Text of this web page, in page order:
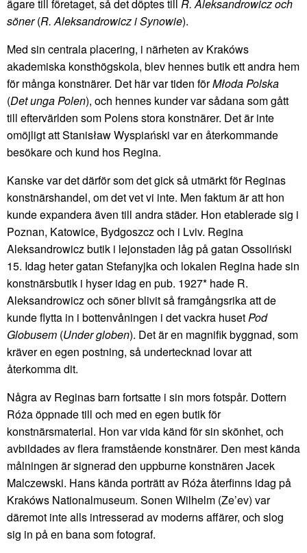
ägare till företaget, så det döptes till R. Aleksandrowicz och
söner(R. Aleksandrowicz i Synowie).
Med sin centrala placering, i närheten av Krakóws
akademiska konsthögskola, blev hennes butik ett andra hem
för många konstnärer. Det här var tiden förMłoda Polska
(Det unga Polen), och hennes kunder var sådana som gått
till eftervärlden som Polens stora konstnärer. Det är inte
omöjligt att Stanisław Wyspiański var en återkommande
besökare och kund hos Regina.
Kanske var det därför som det gick så utmärkt för Reginas
konstnärshandel, om det vet vi inte. Men faktum är att hon
kunde expandera även till andra städer. Hon etablerade sig i
Poznan, Katowice, Bydgoszcz och i Lviv. Regina
Aleksandrowicz butik i lejonstaden låg på gatan Ossoliński
15. Idag heter gatan Stefanyjka och lokalen Regina hade sin
konstnärsbutik i hyser idag en pub. 1927* hade R.
Aleksandrowicz och söner blivit så framgångsrika att de
kunde flytta in i bottenvåningen i det vackra husetPod
Globusem (Under globen). Det är en magnifik byggnad, som
kräver en egen postning, så undertecknad lovar att
återkomma dit.
Några av Reginas barn fortsatte i sin mors fotspår. Dottern
Róża öppnade till och med en egen butik för
konstnärsmaterial. Hon var vida känd för sin skönhet, och
avbildades av flera framstående konstnärer. Den mest kända
målningen är signerad den uppburne konstnären Jacek
Malczewski. Hans kända porträtt av Róża återfinns idag på
Krakóws Nationalmuseum. Sonen Wilhelm (Ze’ev) var
däremot inte alls intresserad av moderns affärer, och slog
sig in på en bana som fotograf.